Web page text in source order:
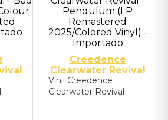
-
Creedence
Clearwater Revival
Vinil Creedence
Clearwater Revival -